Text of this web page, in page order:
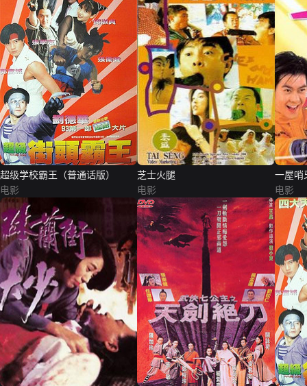
超级学校霸王（普通话版）
电影
芝士火腿
电影
一屋哨
电影